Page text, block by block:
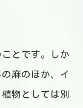
とです。しか
麻のほか、イ
物としては別